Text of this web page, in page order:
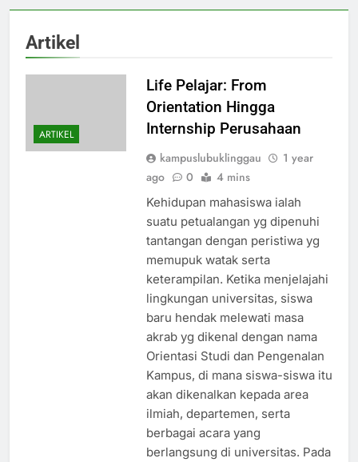
Artikel
ARTIKEL
Life Pelajar: From
Orientation Hingga
Internship Perusahaan
kampuslubuklinggau
1 year
ago
0 4 mins
Kehidupan mahasiswa ialah
suatu petualangan yg dipenuhi
tantangan dengan peristiwa yg
memupuk watak serta
keterampilan. Ketika menjelajahi
lingkungan universitas, siswa
baru hendak melewati masa
akrab yg dikenal dengan nama
Orientasi Studi dan Pengenalan
Kampus, di mana siswa-siswa itu
akan dikenalkan kepada area
ilmiah, departemen, serta
berbagai acara yang
berlangsung di universitas. Pada